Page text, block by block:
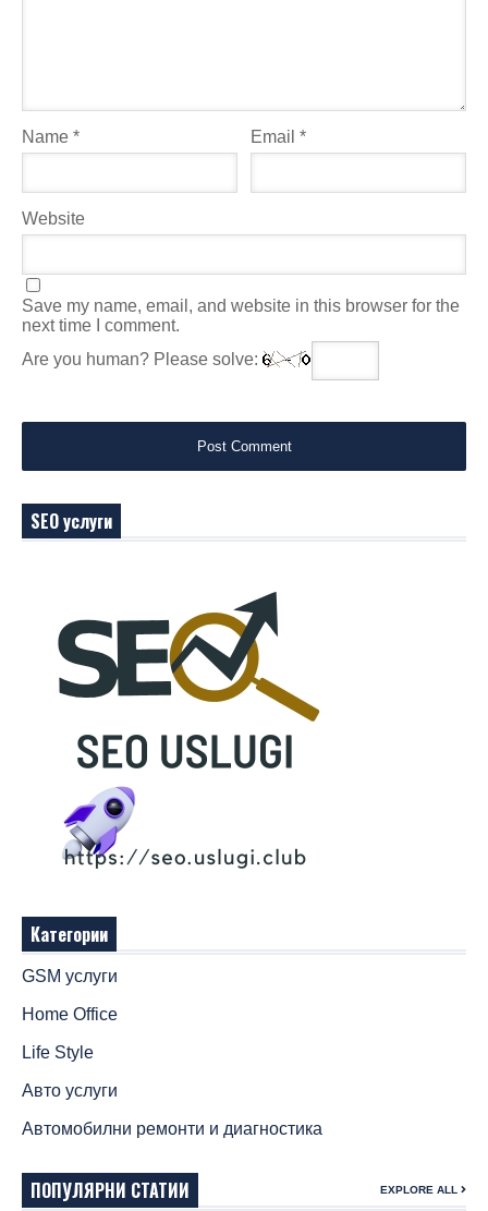
Name * Email*
Website
Save my name, email, and website in this browser for the
next time I comment.
Are you human? Please solve:
SEO услуги
Категории
GSM услуги
Home Office
Life Style
Авто услуги
Автомобилни ремонти и диагностика
ПОПУЛЯРНИ СТАТИИ EXPLORE ALL